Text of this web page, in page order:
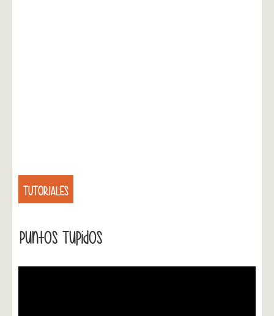
TUTORIALES
Puntos Tupidos